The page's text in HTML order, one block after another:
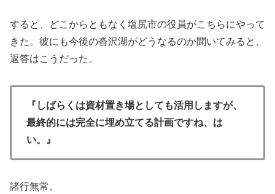
すると、どこからともなく塩尻市の役員がこちらにやって
きた。彼にも今後の沓沢湖がどうなるのか聞いてみると、
返答はこうだった。
『しばらくは資材置き場としても活用しますが、
最終的には完全に埋め立てる計画ですね、は
い。』
諸行無常。